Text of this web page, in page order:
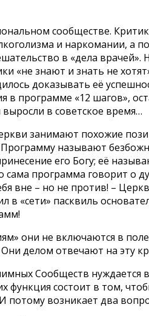
сообществе.
и наркомании, а
в «дела врачей».
«не знают и знать не
доказывать её
программе «12 шагов»,
в советское время…
занимают похожие
называют
его Богу; её
сама программа говорит о
вне – но не против! –
«сети» пасквиль
они не включаются в
делом отвечают на эту
Сообществ нуждается
состоит в том,
потому возникает два